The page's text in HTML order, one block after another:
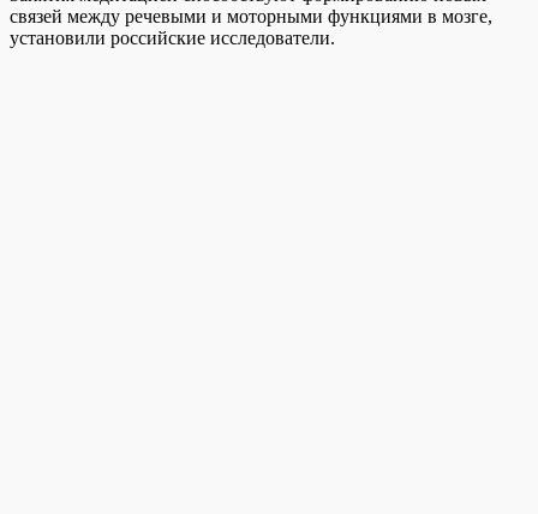
связей между речевыми и моторными функциями в мозге,
установили российские исследователи.